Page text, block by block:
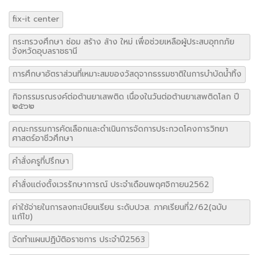
fix-it center
กระทรวงศึกษา ซ่อม สร้าง ล้าง ใหม่ เพื่อช่วยเหลือผู้ประสบอุทกภัย
จังหวัดอุบลราชธานี
การศึกษาอัตราส่วนที่เหมาะสมของวัสดุจากธรรมชาติในการบำบัดน้ำทิ้ง
กิจกรรมรณรงค์ต่อต้านยาเสพติด เนื่องในวันต่อต้านยาเสพติดโลก ปี
๒๕๖๒
คณะกรรมการคัดเลือกและดำเนินการจัดการประกวดโคงการวิทยา
ศาสตร์อาชีวศึกษา
คำสั่งครูที่ปรึกษา
คำสั่งแต่งตั้งเวรรักษาการณ์ ประจำเดือนพฤศจิกายน2562
ค่าใช้จ่ายในการลงทะเบียนเรียน ระดับปวส. ภาคเรียนที่2/62(ฉบับ
แก้ไข)
จัดทำแผนปฏิบัติอราชการ ประจำปี2563